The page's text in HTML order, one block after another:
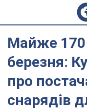
Майже 170
березня:
про
снарядів